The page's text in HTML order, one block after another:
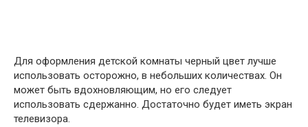
Для оформления детской комнаты черный цвет лучше
использовать осторожно, в небольших количествах. Он
может быть вдохновляющим, но его следует
использовать сдержанно. Достаточно будет иметь экран
телевизора.